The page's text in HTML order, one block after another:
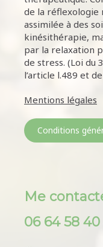
de la réflexologie
assimilée à des
kinésithérapie,
par la relaxation
de stress. (Loi du
l’article l.489 et
Mentions légales
Conditions
Me
06 64 58